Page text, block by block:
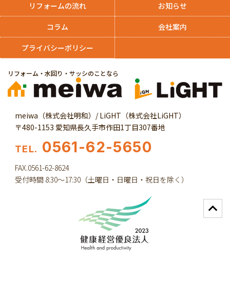
リフォーム・水回り・サッシのことなら
meiwa（株式会社明和）/ LiGHT（株式会社LiGHT）
〒480-1153 愛知県長久手市作田1丁目307番地
TEL. 0561-62-5650
FAX.0561-62-8624
受付時間 8:30～17:30（土曜日・日曜日・祝日を除く）
リフォームの流れ お知らせ
コラム 会社案内
プライバシーポリシー